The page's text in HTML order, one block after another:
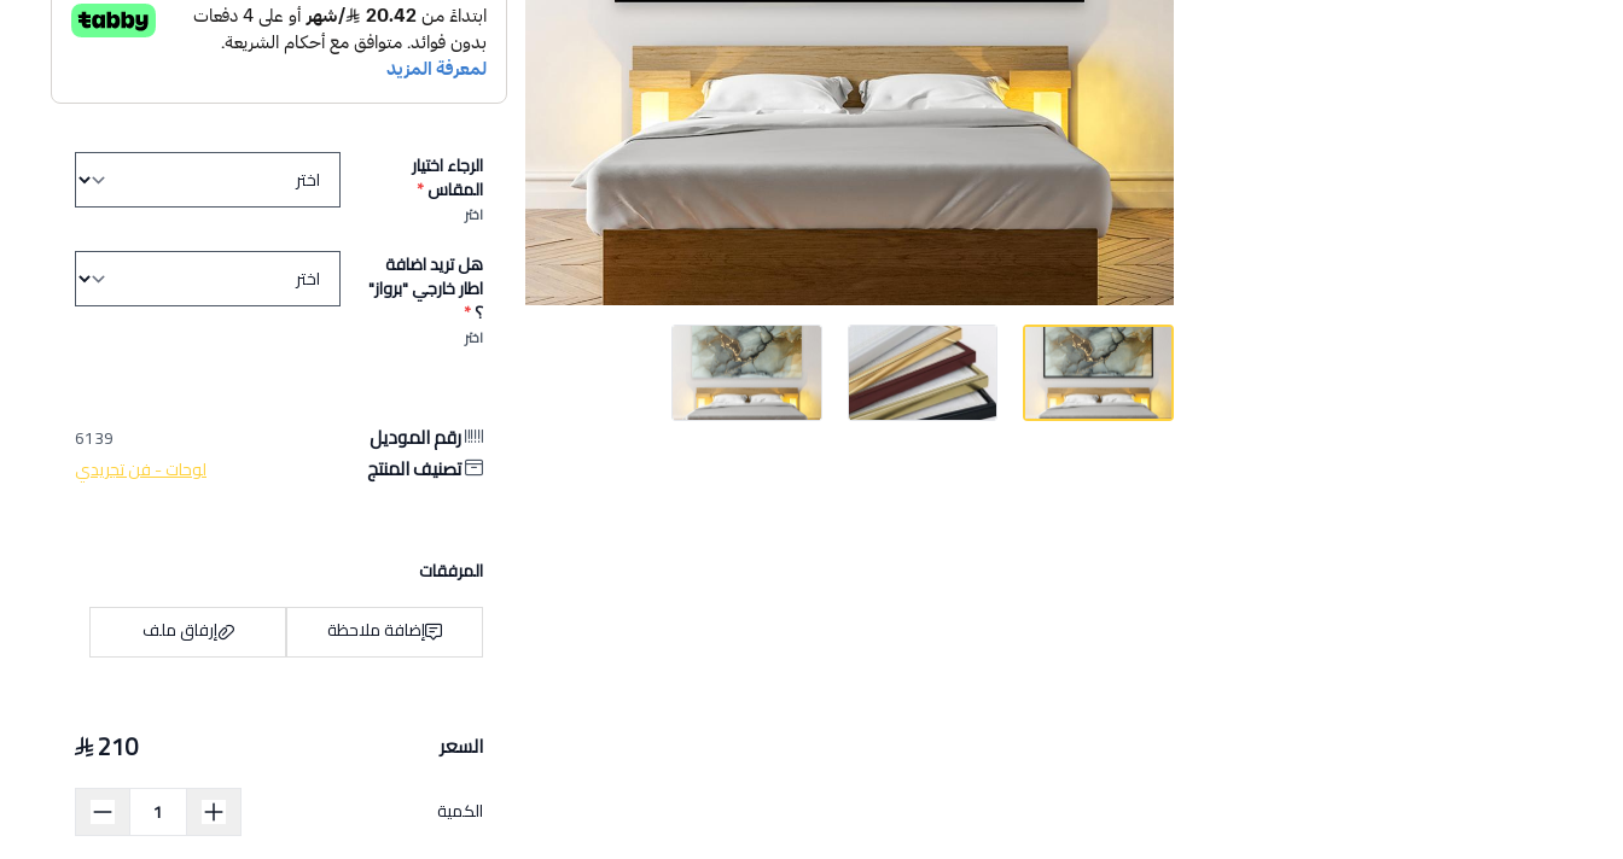
الرجاء اختيار
المقاس*
اختر
هل تريد اضافة
اطار خارجي "برواز"
؟*
اختر
رقم الموديل 6139
تصنيف المنتج لوحات - فن تجريدي
المرفقات
إضافة ملاحظة
إرفاق ملف
السعر 210
الكمية